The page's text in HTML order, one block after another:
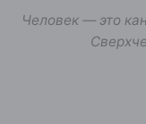
Человек — это